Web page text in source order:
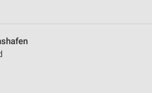
von Daten aus verschiedenen